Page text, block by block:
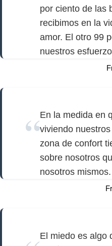
por ciento de las
recibimos en la
amor. El otro 99
nuestros
En la medida en
viviendo
zona de confort
sobre nosotros
nosotros mismos.
El miedo es algo